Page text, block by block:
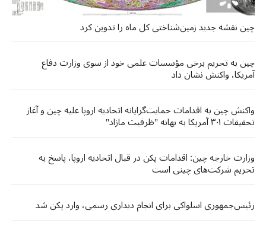
چین نقشه جدید زمین‌شناختی کل ماه را تدوین کرد
چین به تحریم برخی مؤسسات علمی خود از سوی وزارت دفاع
آمریکا، واکنش نشان داد
واکنش چین به اقدامات حمایت‌گرایانه اتحادیه اروپا علیه چین و آغاز
تحقیقات ۳۰۱ آمریکا به بهانه "ظرفیت مازاد"
وزارت خارجه چین: اقدامات پکن در قبال اتحادیه اروپا، پاسخ به
تحریم شرکت‌های چینی است
رئیس‌جمهوری اسلواکی برای انجام دیداری رسمی، وارد پکن شد